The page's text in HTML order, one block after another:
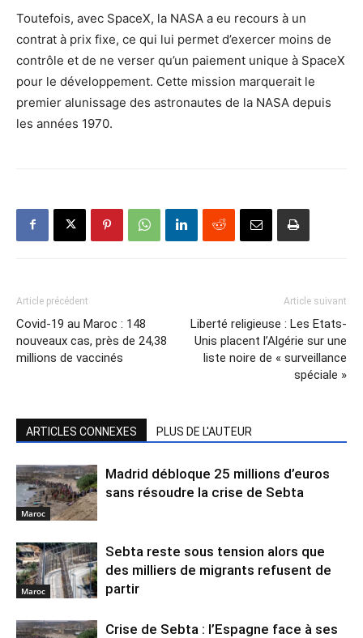
Toutefois, avec SpaceX, la NASA a eu recours à un
contrat à prix fixe, ce qui lui permet d’exercer moins de
contrôle et de ne verser qu’un paiement unique à SpaceX
pour le développement. Cette mission marquerait le
premier alunissage des astronautes de la NASA depuis
les années 1970.
Article précédent
Covid-19 au Maroc : 148
nouveaux cas, près de 24,38
millions de vaccinés
Article suivant
Liberté religieuse : Les Etats-
Unis placent l’Algérie sur une
liste noire de « surveillance
spéciale »
ARTICLES CONNEXES PLUS DE L'AUTEUR
Maroc
Madrid débloque 25 millions d’euros
sans résoudre la crise de Sebta
Maroc
Sebta reste sous tension alors que
des milliers de migrants refusent de
partir
Crise de Sebta : l’Espagne face à ses